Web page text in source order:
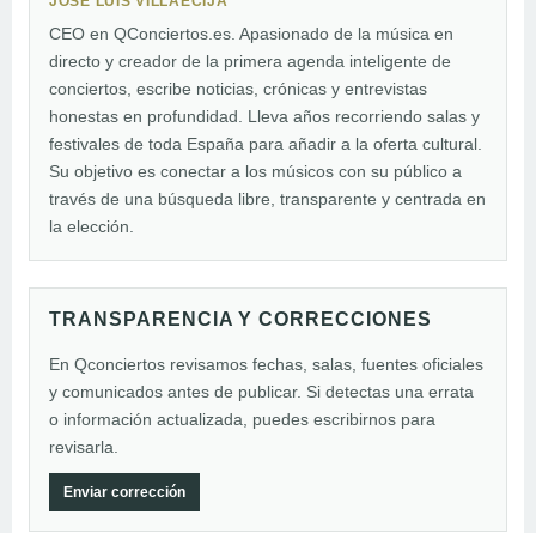
CEO en QConciertos.es. Apasionado de la música en
directo y creador de la primera agenda inteligente de
conciertos, escribe noticias, crónicas y entrevistas
honestas en profundidad. Lleva años recorriendo salas y
festivales de toda España para añadir a la oferta cultural.
Su objetivo es conectar a los músicos con su público a
través de una búsqueda libre, transparente y centrada en
la elección.
TRANSPARENCIA Y CORRECCIONES
En Qconciertos revisamos fechas, salas, fuentes oficiales
y comunicados antes de publicar. Si detectas una errata
o información actualizada, puedes escribirnos para
revisarla.
Enviar corrección